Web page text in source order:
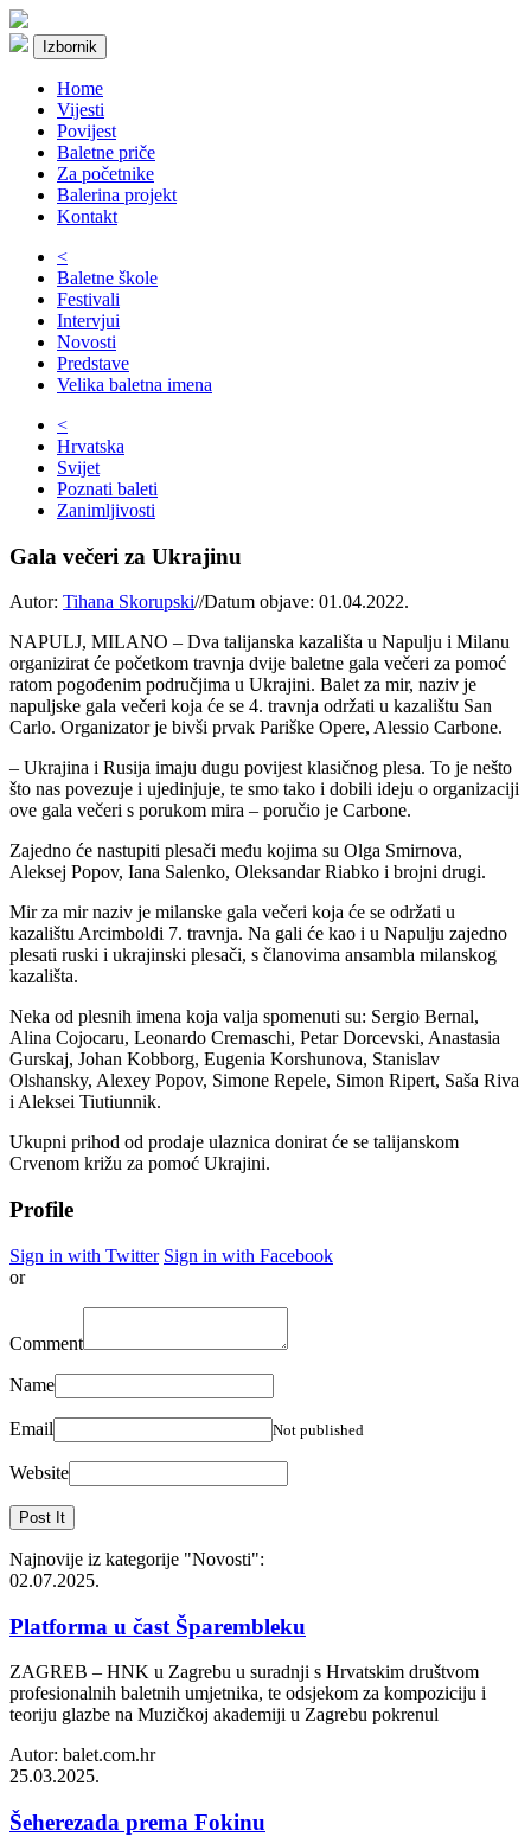
Izbornik
Home
Vijesti
Povijest
Baletne priče
Za početnike
Balerina projekt
Kontakt
<
Baletne škole
Festivali
Intervjui
Novosti
Predstave
Velika baletna imena
<
Hrvatska
Svijet
Poznati baleti
Zanimljivosti
Gala večeri za Ukrajinu
Autor: Tihana Skorupski//Datum objave: 01.04.2022.
NAPULJ, MILANO – Dva talijanska kazališta u Napulju i Milanu
organizirat će početkom travnja dvije baletne gala večeri za pomoć
ratom pogođenim područjima u Ukrajini. Balet za mir, naziv je
napuljske gala večeri koja će se 4. travnja održati u kazalištu San
Carlo. Organizator je bivši prvak Pariške Opere, Alessio Carbone.
– Ukrajina i Rusija imaju dugu povijest klasičnog plesa. To je nešto
što nas povezuje i ujedinjuje, te smo tako i dobili ideju o organizaciji
ove gala večeri s porukom mira – poručio je Carbone.
Zajedno će nastupiti plesači među kojima su Olga Smirnova,
Aleksej Popov, Iana Salenko, Oleksandar Riabko i brojni drugi.
Mir za mir naziv je milanske gala večeri koja će se održati u
kazalištu Arcimboldi 7. travnja. Na gali će kao i u Napulju zajedno
plesati ruski i ukrajinski plesači, s članovima ansambla milanskog
kazališta.
Neka od plesnih imena koja valja spomenuti su: Sergio Bernal,
Alina Cojocaru, Leonardo Cremaschi, Petar Dorcevski, Anastasia
Gurskaj, Johan Kobborg, Eugenia Korshunova, Stanislav
Olshansky, Alexey Popov, Simone Repele, Simon Ripert, Saša Riva
i Aleksei Tiutiunnik.
Ukupni prihod od prodaje ulaznica donirat će se talijanskom
Crvenom križu za pomoć Ukrajini.
Profile
Sign in with Twitter Sign in with Facebook
or
Comment
Name
Email Not published
Website
Najnovije iz kategorije "Novosti":
02.07.2025.
Platforma u čast Šparembleku
ZAGREB – HNK u Zagrebu u suradnji s Hrvatskim društvom
profesionalnih baletnih umjetnika, te odsjekom za kompoziciju i
teoriju glazbe na Muzičkoj akademiji u Zagrebu pokrenul
Autor: balet.com.hr
25.03.2025.
Šeherezada prema Fokinu